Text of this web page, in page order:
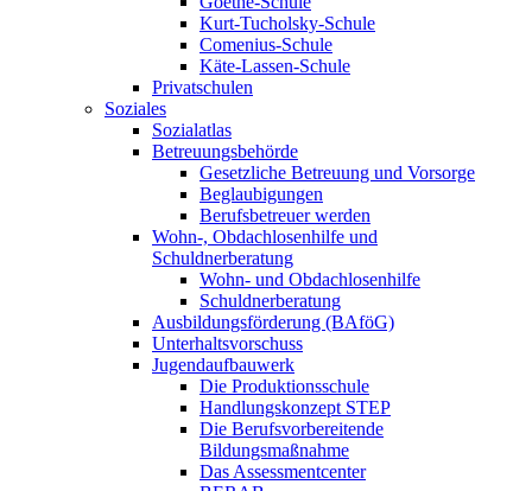
Kurt-Tucholsky-Schule
Comenius-Schule
Käte-Lassen-Schule
Privatschulen
Soziales
Sozialatlas
Betreuungsbehörde
Gesetzliche Betreuung und Vorsorge
Beglaubigungen
Berufsbetreuer werden
Wohn-, Obdachlosenhilfe und
Schuldnerberatung
Wohn- und Obdachlosenhilfe
Schuldnerberatung
Ausbildungsförderung (BAföG)
Unterhaltsvorschuss
Jugendaufbauwerk
Die Produktionsschule
Handlungskonzept STEP
Die Berufsvorbereitende
Bildungsmaßnahme
Das Assessmentcenter